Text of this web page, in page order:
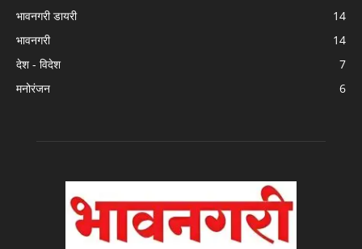
भावनगरी डायरी
14
भावनगरी
14
देश - विदेश
7
मनोरंजन
6